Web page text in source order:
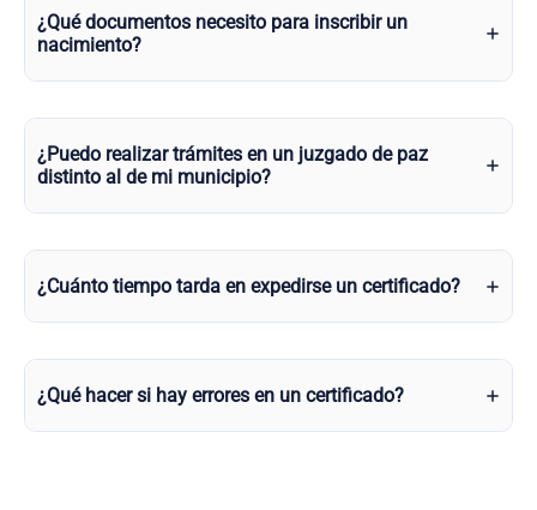
¿Qué documentos necesito para inscribir un
nacimiento?
¿Puedo realizar trámites en un juzgado de paz
distinto al de mi municipio?
¿Cuánto tiempo tarda en expedirse un certificado?
¿Qué hacer si hay errores en un certificado?